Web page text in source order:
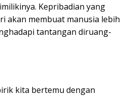
Kepribadian yang
akan membuat manusia lebih
tantangan diruang-
kita bertemu dengan